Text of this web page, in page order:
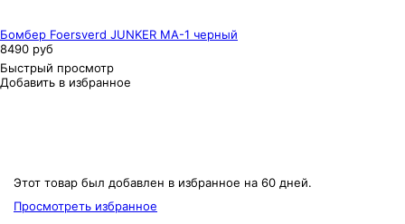
Бомбер Foersverd JUNKER MA-1 черный
8490 руб
Быстрый просмотр
Добавить в избранное
Этот товар был добавлен в избранное на 60 дней.
Просмотреть избранное